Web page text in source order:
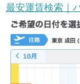
最安運賃検索｜